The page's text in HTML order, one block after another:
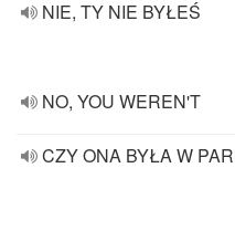
NIE, TY NIE BYŁEŚ
NO, YOU WEREN'T
CZY ONA BYŁA W